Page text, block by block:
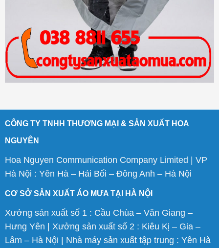
CÔNG TY TNHH THƯƠNG MẠI & SẢN XUẤT HOA
NGUYÊN
Hoa Nguyen Communication Company Limited | VP
Hà Nội : Yên Hà – Hải Bối – Đông Anh – Hà Nội
CƠ SỞ SẢN XUẤT ÁO MƯA TẠI HÀ NỘI
Xưởng sản xuất số 1 : Cầu Chùa – Văn Giang –
Hưng Yên | Xưởng sản xuất số 2 : Kiêu Kị – Gia –
Lâm – Hà Nội | Nhà máy sản xuất tập trung : Yên Hà